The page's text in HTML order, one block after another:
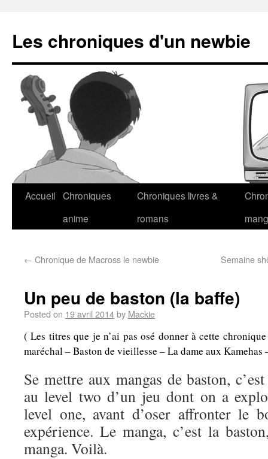
Les chroniques d'un newbie
Accueil Chroniques
anime
Chroniques livres &
romans
← Chronique de Macross le newbie Semaine
Un peu de baston (la baffe)
Posted on 19 avril 2014by Mackie
( Les titres que je n’ai pas osé donner à cette
maréchal – Baston de vieillesse – La dame aux
Se mettre aux mangas de baston,
au level two d’un jeu dont on a
level one, avant d’oser affronter le
expérience. Le manga, c’est la
manga. Voilà.